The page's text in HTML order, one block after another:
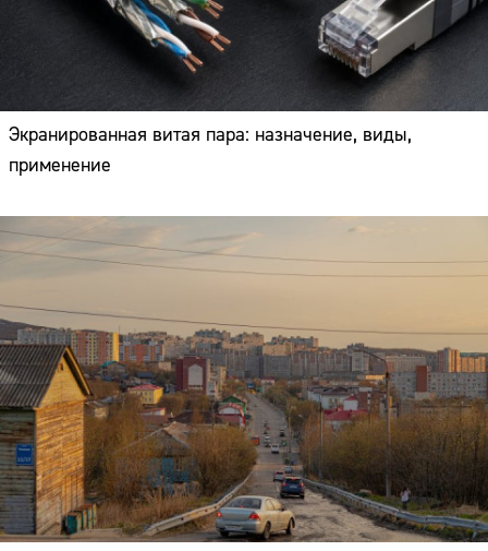
Экранированная витая пара: назначение, виды,
применение